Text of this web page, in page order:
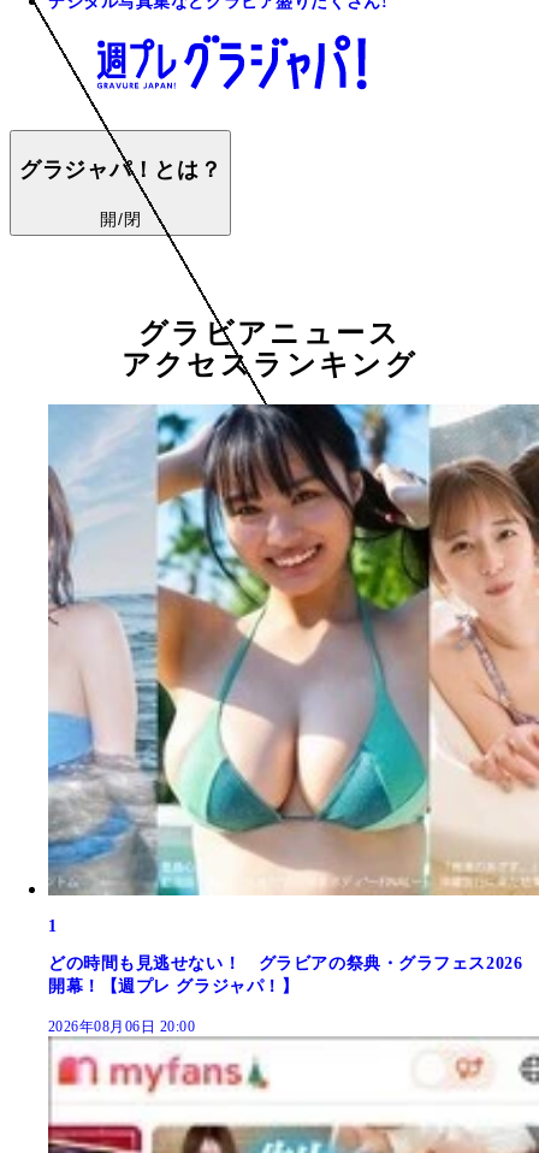
グラジャパ！とは？
開/閉
グラビアニュース
アクセスランキング
1
どの時間も見逃せない！ グラビアの祭典・グラフェス2026
開幕！【週プレ グラジャパ！】
2026年08月06日 20:00